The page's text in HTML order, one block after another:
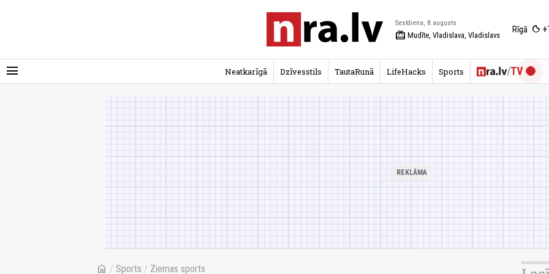
menu
Sestdiena, 8.augusts
redeem Mudīte, Vladislava, Vladislavs
Rīgā
Neatkarīgā Dzīvesstils TautaRunā LifeHacks Sports
home / Sports / Ziemas sports